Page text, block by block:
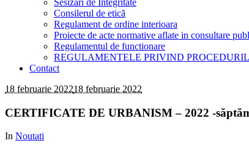
Sesizari de Integritate
Consilerul de etică
Regulament de ordine interioara
Proiecte de acte normative aflate in consultare
Regulamentul de functionare
REGULAMENTELE PRIVIND
Contact
18 februarie 202218 februarie 2022
CERTIFICATE DE URBANISM – 2022 -
In Noutati